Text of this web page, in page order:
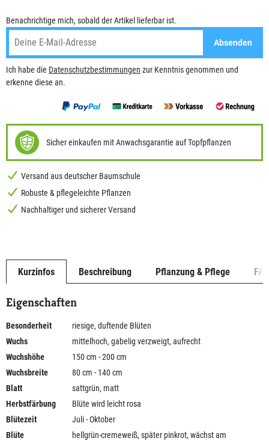
Benachrichtige mich, sobald der Artikel lieferbar ist.
Absenden
Ich habe die Datenschutzbestimmungen zur Kenntnis genommen und
erkenne diese an.
Sicher einkaufen mit Anwachsgarantie auf Topfpflanzen
Versand aus deutscher Baumschule
Robuste & pflegeleichte Pflanzen
Nachhaltiger und sicherer Versand
Kurzinfos Beschreibung Pflanzung & Pflege
Eigenschaften
Besonderheit
riesige, duftende Blüten
Wuchs
mittelhoch, gabelig verzweigt, aufrecht
Wuchshöhe
150 cm - 200 cm
Wuchsbreite
80 cm - 140 cm
Blatt
sattgrün, matt
Herbstfärbung
Blüte wird leicht rosa
Blütezeit
Juli - Oktober
Blüte
hellgrün-cremeweiß, später pinkrot, wächst am